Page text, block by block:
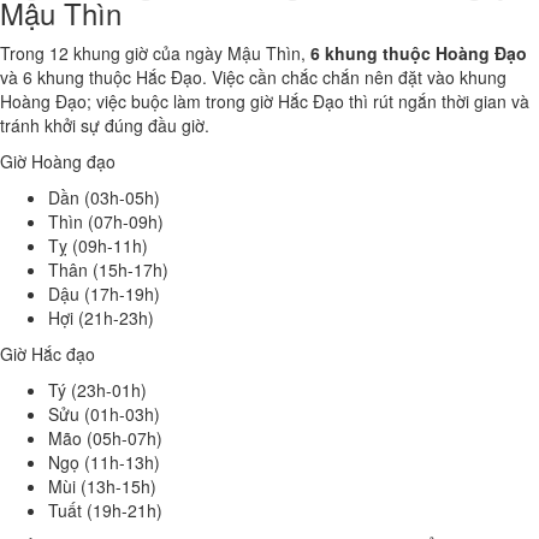
Mậu Thìn
Trong 12 khung giờ của ngày Mậu Thìn, 6 khung thuộc Hoàng Đạo
và 6 khung thuộc Hắc Đạo. Việc cần chắc chắn nên đặt vào khung
Hoàng Đạo; việc buộc làm trong giờ Hắc Đạo thì rút ngắn thời gian và
tránh khởi sự đúng đầu giờ.
Giờ Hoàng đạo
Dần (03h-05h)
Thìn (07h-09h)
Tỵ (09h-11h)
Thân (15h-17h)
Dậu (17h-19h)
Hợi (21h-23h)
Giờ Hắc đạo
Tý (23h-01h)
Sửu (01h-03h)
Mão (05h-07h)
Ngọ (11h-13h)
Mùi (13h-15h)
Tuất (19h-21h)